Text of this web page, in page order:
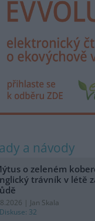
a návody
o zeleném
trávník v létě
| Jan Skala
Diskuse: 32